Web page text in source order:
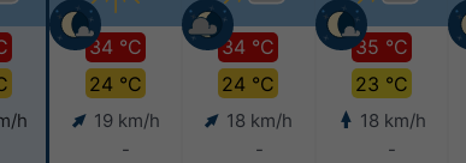
h
34 °C
24 °C
19 km/h
-
34 °C
24 °C
18 km/h
-
35 °C
23 °C
18 km/h
-